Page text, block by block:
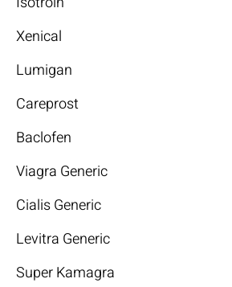
Xenical
Lumigan
Careprost
Baclofen
Viagra Generic
Cialis Generic
Levitra Generic
Super Kamagra